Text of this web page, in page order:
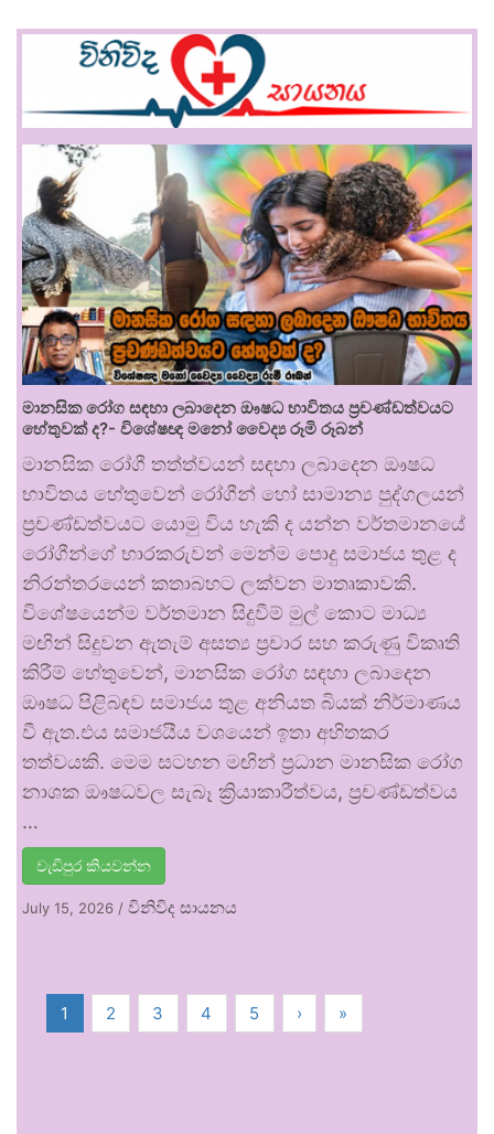
මානසික රෝග සඳහා ලබාදෙන ඖෂධ භාවිතය ප්‍රචණ්ඩත්වයට
හේතුවක් ද?- විශේෂඥ මනෝ වෛද්‍ය රූමි රූබන්
මානසික රෝගී තත්ත්වයන් සඳහා ලබාදෙන ඖෂධ
භාවිතය හේතුවෙන් රෝගීන් හෝ සාමාන්‍ය පුද්ගලයන්
ප්‍රචණ්ඩත්වයට යොමු විය හැකි ද යන්න වර්තමානයේ
රෝගීන්ගේ භාරකරුවන් මෙන්ම පොදු සමාජය තුළ ද
නිරන්තරයෙන් කතාබහට ලක්වන මාතෘකාවකි.
විශේෂයෙන්ම වර්තමාන සිදුවීම් මුල් කොට මාධ්‍ය
මඟින් සිදුවන ඇතැම් අසත්‍ය ප්‍රචාර සහ කරුණු විකෘති
කිරීම් හේතුවෙන්, මානසික රෝග සඳහා ලබාදෙන
ඖෂධ පිළිබඳව සමාජය තුළ අනියත බියක් නිර්මාණය
වී ඇත.එය සමාජයීය වශයෙන් ඉතා අහිතකර
තත්වයකි. මෙම සටහන මඟින් ප්‍රධාන මානසික රෝග
නාශක ඖෂධවල සැබෑ ක්‍රියාකාරීත්වය, ප්‍රචණ්ඩත්වය
…
වැඩිපුර කියවන්න
July 15, 2026 / විනිවිද සායනය
1 2 3 4 5 › »